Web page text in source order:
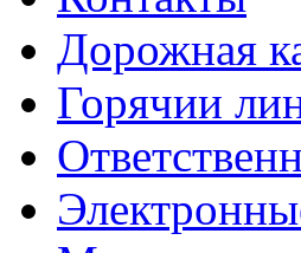
Дорожная
Горячии